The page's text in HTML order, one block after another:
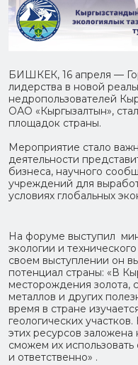
БИШКЕК, 16 апреля —
лидерства в новой
недропользователей
ОАО «Кыргызалтын»,
площадок страны.
Мероприятие стало
деятельности
бизнеса, научного
учреждений для
условиях глобальных
На форуме выступил
экологии и
своем выступлении он
потенциал страны: «В
месторождения золота,
металлов и других
время в стране
геологических
этих ресурсов заложена
сможем их
и ответственно» .